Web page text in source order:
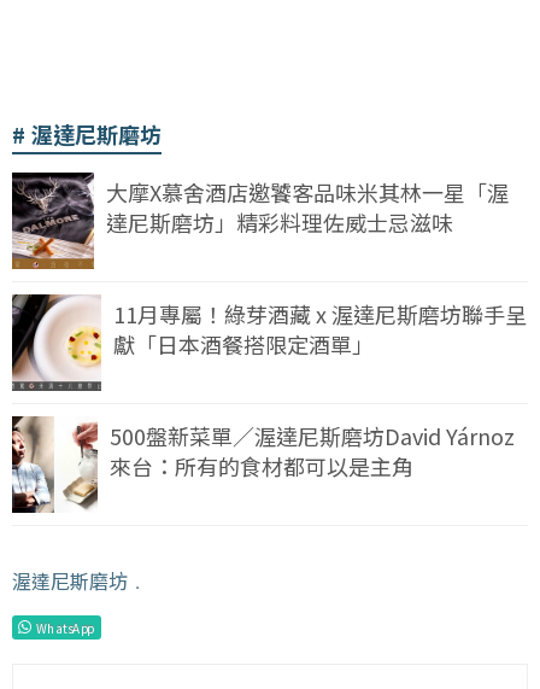
渥達尼斯磨坊
大摩X慕舍酒店邀饕客品味米其林一星「渥
達尼斯磨坊」精彩料理佐威士忌滋味
11月專屬！綠芽酒藏 x 渥達尼斯磨坊聯手呈
獻「日本酒餐搭限定酒單」
500盤新菜單／渥達尼斯磨坊David Yárnoz
來台：所有的食材都可以是主角
渥達尼斯磨坊 ﹒
WhatsApp